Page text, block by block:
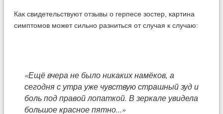
Как свидетельствуют отзывы о герпесе зостер, картина
симптомов может сильно разниться от случая к случаю:
«Ещё вчера не было никаких намёков, а
сегодня с утра уже чувствую страшный зуд и
боль под правой лопаткой. В зеркале увидела
большое красное пятно...»